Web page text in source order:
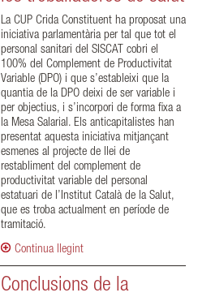
La CUP Crida Constituent ha proposat una
iniciativa parlamentària per tal que tot el
personal sanitari del SISCAT cobri el
100% del Complement de Productivitat
Variable (DPO) i que s’estableixi que la
quantia de la DPO deixi de ser variable i
per objectius, i s’incorpori de forma fixa a
la Mesa Salarial. Els anticapitalistes han
presentat aquesta iniciativa mitjançant
esmenes al projecte de llei de
restabliment del complement de
productivitat variable del personal
estatuari de l’Institut Català de la Salut,
que es troba actualment en període de
tramitació.
Continua llegint
Conclusions de la